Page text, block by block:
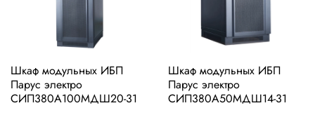
Шкаф модульных ИБП
Парус электро
СИП380А100МДШ20-31
Шкаф модульных ИБП
Парус электро
СИП380А50МДШ14-31